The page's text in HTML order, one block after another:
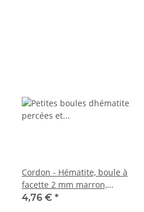
Cordon - Hématite, boule à
facette 2 mm marron,
longueur 37 cm /3918
4,76 € *